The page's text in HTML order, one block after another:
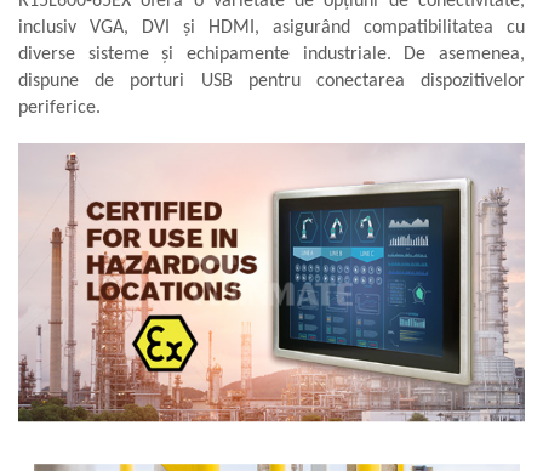
inclusiv VGA, DVI și HDMI, asigurând compatibilitatea cu
diverse sisteme și echipamente industriale. De asemenea,
dispune de porturi USB pentru conectarea dispozitivelor
periferice.